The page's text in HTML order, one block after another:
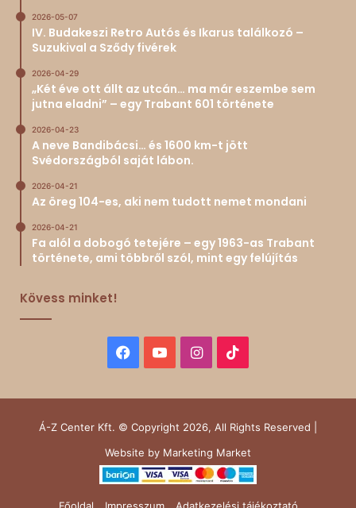
2026-05-07
IV. Budakeszi Retro Autós és Ikarus találkozó –
Suzukival a Sződy fivérek
2026-04-29
„Két éve ott állt az utcán… ma már eszembe sem
jutna eladni” – egy Trabant 601 története
2026-04-23
A neve Bandibácsi… és 1600 km-t jött
Svédországból saját lábon.
2026-04-21
Az öreg 104-es, aki nem tudott nemet mondani
2026-04-21
Fa alól a dobogó tetejére – egy 1963-as Trabant
története, ami többről szól, mint egy felújítás
Kövess minket!
Facebook
YouTubeInstagram
Á-Z Center Kft. © Copyright 2026, All Rights Reserved |
Website by Marketing Market